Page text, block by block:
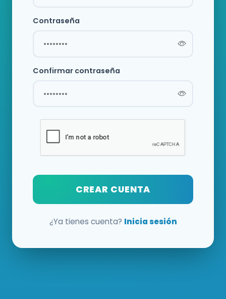
Contraseña
Confirmar contraseña
CREAR CUENTA
¿Ya tienes cuenta? Inicia sesión